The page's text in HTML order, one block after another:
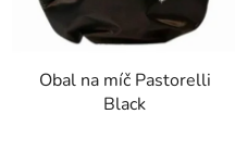
Obal na míč Pastorelli
Black